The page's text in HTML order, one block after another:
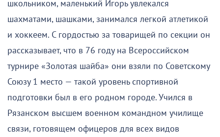
школьником, маленький Игорь увлекался
шахматами, шашками, занимался легкой атлетикой
и хоккеем. С гордостью за товарищей по секции он
рассказывает, что в 76 году на Всероссийском
турнире «Золотая шайба» они взяли по Советскому
Союзу 1 место — такой уровень спортивной
подготовки был в его родном городе. Учился в
Рязанском высшем военном командном училище
связи, готовящем офицеров для всех видов